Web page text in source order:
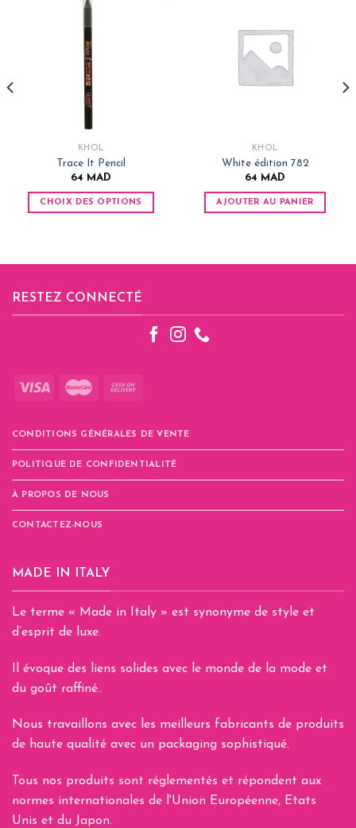
KHÔL
Trace It Pencil
64 MAD
CHOIX DES OPTIONS
variations.
Les
sur
du
KHÔL
White édition 782
64 MAD
AJOUTER AU PANIER
RESTEZ CONNECTÉ
CONDITIONS GÉNÉRALES DE VENTE
POLITIQUE DE CONFIDENTIALITÉ
À PROPOS DE NOUS
CONTACTEZ-NOUS
MADE IN ITALY
Le terme « Made in Italy » est synonyme de style et
d’esprit de luxe.
Il évoque des liens solides avec le monde de la mode et
du goût raffiné..
Nous travaillons avec les meilleurs fabricants de produits
de haute qualité avec un packaging sophistiqué.
Tous nos produits sont réglementés et répondent aux
normes internationales de l'Union Européenne, Etats
Unis et du Japon.